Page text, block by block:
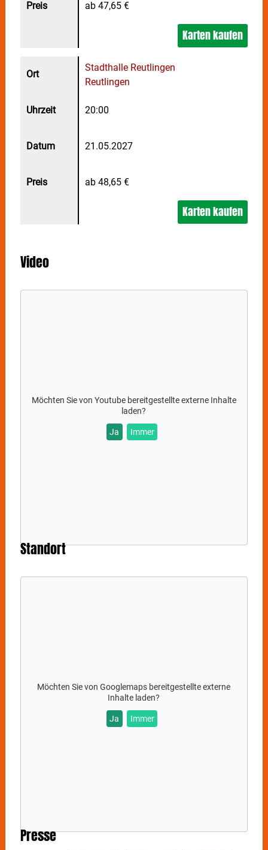
ab 47,65 €
Karten kaufen
Stadthalle Reutlingen
Reutlingen
20:00
21.05.2027
ab 48,65 €
Karten kaufen
Video
Möchten Sie von Youtubebereitgestellte externe Inhalte
laden?
Ja Immer
Standort
Möchten Sie vonGooglemaps bereitgestellte externe
Inhalte laden?
Ja Immer
Presse